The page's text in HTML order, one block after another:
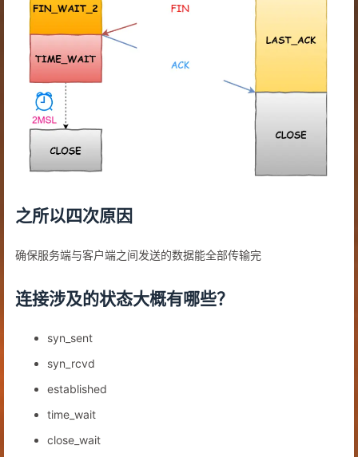
之所以四次原因
确保服务端与客户端之间发送的数据能全部传输完
连接涉及的状态大概有哪些？
syn_sent
syn_rcvd
established
time_wait
close_wait